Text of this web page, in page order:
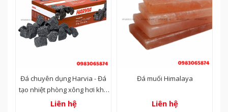
Đá chuyên dụng Harvia - Đá
tạo nhiệt phòng xông hơi khô
(Sauna)
Liên hệ
Đá muối Himalaya
Liên hệ